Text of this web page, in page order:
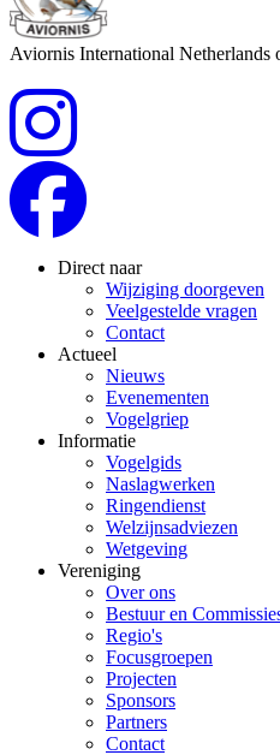
Aviornis International Netherlands
Direct naar
Wijziging doorgeven
Veelgestelde vragen
Contact
Actueel
Nieuws
Evenementen
Vogelgriep
Informatie
Vogelgids
Naslagwerken
Ringendienst
Welzijnsadviezen
Wetgeving
Vereniging
Over ons
Bestuur en
Regio's
Focusgroepen
Projecten
Sponsors
Partners
Contact